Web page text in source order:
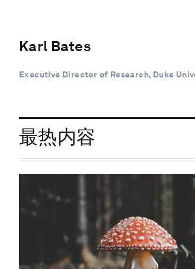
Karl Bates
Executive Director of Research, Duke
最热内容